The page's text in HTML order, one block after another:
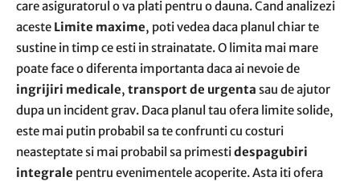
care asiguratorul o va plati pentru o dauna. Cand analizezi
aceste Limite maxime, poti vedea daca planul chiar te
sustine in timp ce esti in strainatate. O limita mai mare
poate face o diferenta importanta daca ai nevoie de
ingrijiri medicale, transport de urgenta sau de ajutor
dupa un incident grav. Daca planul tau ofera limite solide,
este mai putin probabil sa te confrunti cu costuri
neasteptate si mai probabil sa primestidespagubiri
integrale pentru evenimentele acoperite. Asta iti ofera